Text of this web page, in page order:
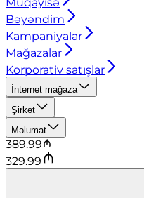
Bəyəndim
Kampaniyalar
Mağazalar
Korporativ satışlar
İnternet mağaza
Şirkət
Məlumat
389.99
329.99